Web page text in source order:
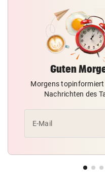
Guten
Morgens topinformiert
Nachrichten des
E-Mail